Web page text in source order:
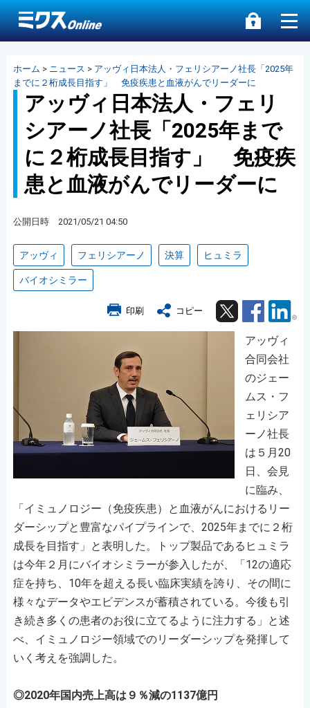
ホーム > ニュース > アッヴィ日本法人・フェリシアーノ社長「2025年
までに２桁成長目指す」 免疫疾患と血液がんでリーダーに
アッヴィ日本法人・フェリ
シアーノ社長「2025年まで
に２桁成長目指す」 免疫疾
患と血液がんでリーダーに
公開日時 2021/05/21 04:50
アッヴィ フェリシアーノ 決算 ヒュミラ
バイオシミラー
印刷 コピー Twitter Facebook
アッヴィ
合同会社
のジェー
ムス・フ
ェリシア
ーノ社長
は５月20
日、会見
に臨み、
「イミュノロジー（免疫疾患）と血液がんにおけるリー
ダーシップと豊富なパイプラインで、2025年までに２桁
成長を目指す」と表明した。トップ製品であるヒュミラ
は今年２月にバイオシミラーが参入したが、「12の適応
症を持ち、10年を超える長い臨床実績を誇り、その間に
様々なデータやエビデンスが蓄積されている。今後も引
き続き多くの患者のお役に立てるように注力する」と述
べ、イミュノロジー領域でのリーダーシップを発揮して
いく考えを強調した。
◎2020年国内売上高は９％減の1137億円